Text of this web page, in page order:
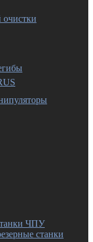
очистки
ЧПУ
станки